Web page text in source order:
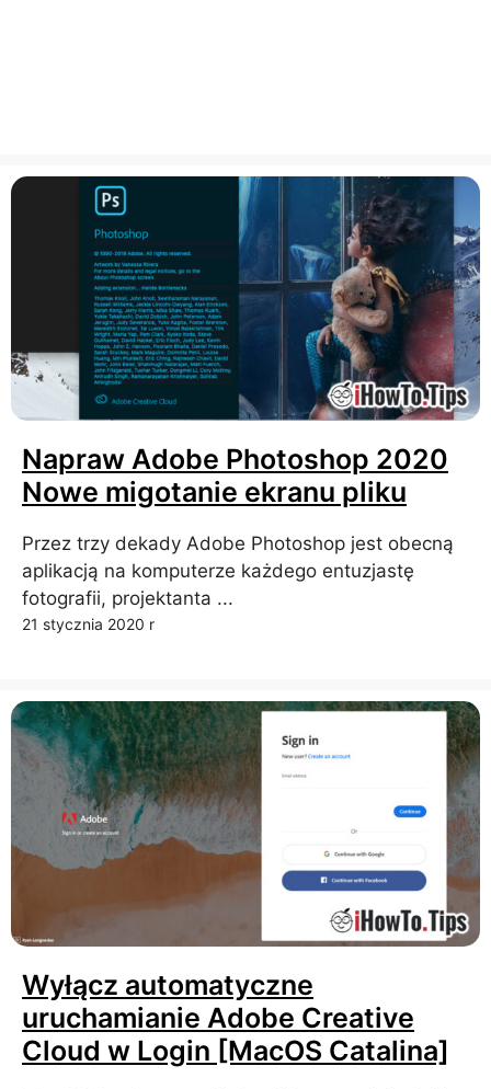
Napraw Adobe Photoshop 2020
Nowe migotanie ekranu pliku
Przez trzy dekady Adobe Photoshop jest obecną
aplikacją na komputerze każdego entuzjastę
fotografii, projektanta ...
21 stycznia 2020 r
Wyłącz automatyczne
uruchamianie Adobe Creative
Cloud w Login [MacOS Catalina]